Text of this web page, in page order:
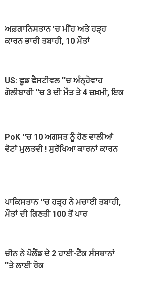
ਅਫ਼ਗਾਨਿਸਤਾਨ ’ਚ ਮੀਂਹ ਅਤੇ ਹੜ੍ਹ
ਕਾਰਨ ਭਾਰੀ ਤਬਾਹੀ, 10 ਮੌਤਾਂ
US: ਫੂਡ ਫੈਸਟੀਵਲ ''ਚ ਅੰਨ੍ਹੇਵਾਹ
ਗੋਲੀਬਾਰੀ ''ਚ 3 ਦੀ ਮੌਤ ਤੇ 4 ਜ਼ਖ਼ਮੀ, ਇਕ
PoK ''ਚ 10 ਅਗਸਤ ਨੂੰ ਹੋਣ ਵਾਲੀਆਂ
ਵੋਟਾਂ ਮੁਲਤਵੀ ! ਸੁਰੱਖਿਆ ਕਾਰਨਾਂ ਕਾਰਨ
ਪਾਕਿਸਤਾਨ ''ਚ ਹੜ੍ਹ ਨੇ ਮਚਾਈ ਤਬਾਹੀ,
ਮੌਤਾਂ ਦੀ ਗਿਣਤੀ 100 ਤੋਂ ਪਾਰ
ਚੀਨ ਨੇ ਪੋਲੈਂਡ ਦੇ 2 ਹਾਈ-ਟੈੱਕ ਸੰਸਥਾਨਾਂ
''ਤੇ ਲਾਈ ਰੋਕ